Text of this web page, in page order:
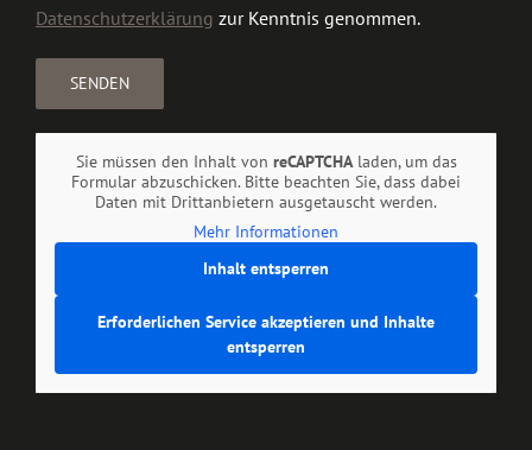
Datenschutzerklärung zur Kenntnis genommen.
Sie müssen den Inhalt von reCAPTCHAladen, um das
Formular abzuschicken. Bitte beachten Sie, dass dabei
Daten mit Drittanbietern ausgetauscht werden.
Mehr Informationen
Inhalt entsperren
Erforderlichen Service akzeptieren und Inhalte
entsperren